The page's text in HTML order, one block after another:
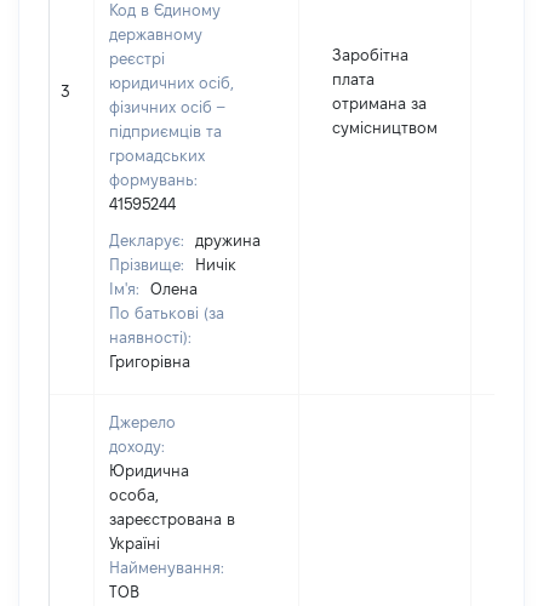
3
Код в Єдиному
державному
реєстрі
юридичних осіб,
фізичних осіб –
підприємців та
громадських
формувань:
41595244
Декларує:
дружина
Прізвище:
Ничік
Ім'я:
Олена
По батькові (за
наявності):
Григорівна
Заробітна
плата
отримана за
сумісництвом
Джерело
доходу:
Юридична
особа,
зареєстрована в
Україні
Найменування:
ТОВ